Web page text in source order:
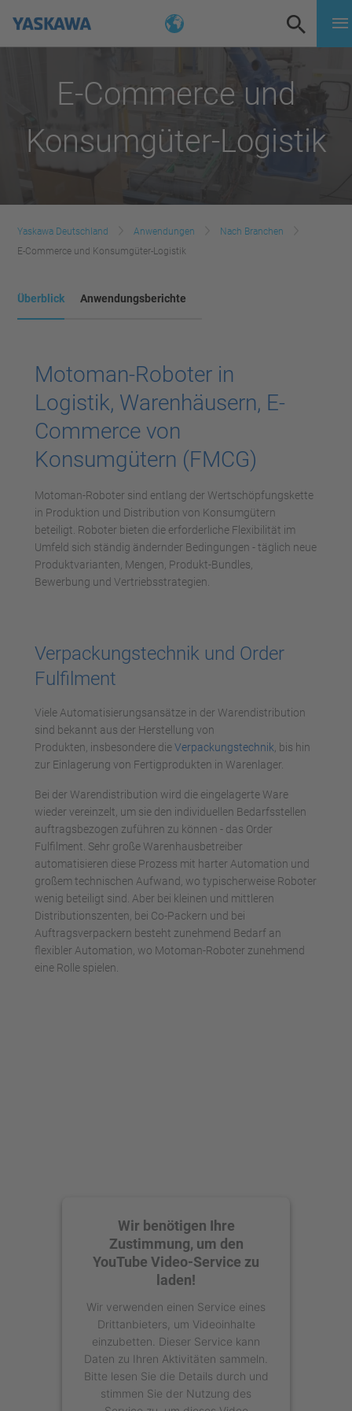
E-Commerce und
Konsumgüter-Logistik
Yaskawa Deutschland Anwendungen
Nach Branchen
E-Commerce und Konsumgüter-Logistik
Überblick Anwendungsberichte
Motoman-Roboter in
Logistik, Warenhäusern, E-
Commerce von
Konsumgütern (FMCG)
Motoman-Roboter sind entlang der Wertschöpfungskette
in Produktion und Distribution von Konsumgütern
beteiligt. Roboter bieten die erforderliche Flexibilität im
Umfeld sich ständig ändernder Bedingungen - täglich neue
Produktvarianten, Mengen, Produkt-Bundles,
Bewerbung und Vertriebsstrategien.
Verpackungstechnik und Order
Fulfilment
Viele Automatisierungsansätze in der Warendistribution
sind bekannt aus der Herstellung von
Produkten, insbesondere dieVerpackungstechnik , bis hin
zur Einlagerung von Fertigprodukten in Warenlager.
Bei der Warendistribution wird die eingelagerte Ware
wieder vereinzelt, um sie den individuellen Bedarfsstellen
auftragsbezogen zuführen zu können - das Order
Fulfilment. Sehr große Warenhausbetreiber
automatisieren diese Prozess mit harter Automation und
großem technischen Aufwand, wo typischerweise Roboter
wenig beteiligt sind. Aber bei kleinen und mittleren
Distributionszenten, bei Co-Packern und bei
Auftragsverpackern besteht zunehmend Bedarf an
flexibler Automation, wo Motoman-Roboter zunehmend
eine Rolle spielen.
Wir benötigen Ihre
Zustimmung, um den
YouTube Video-Service zu
laden!
Wir verwenden einen Service eines
Drittanbieters, um Videoinhalte
einzubetten. Dieser Service kann
Daten zu Ihren Aktivitäten sammeln.
Bitte lesen Sie die Details durch und
stimmen Sie der Nutzung des